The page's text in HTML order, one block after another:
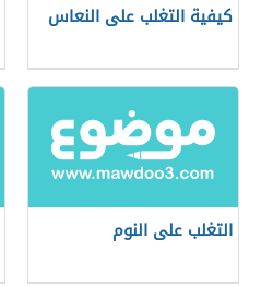
كيفية التغلب على النعاس
التغلب على النوم